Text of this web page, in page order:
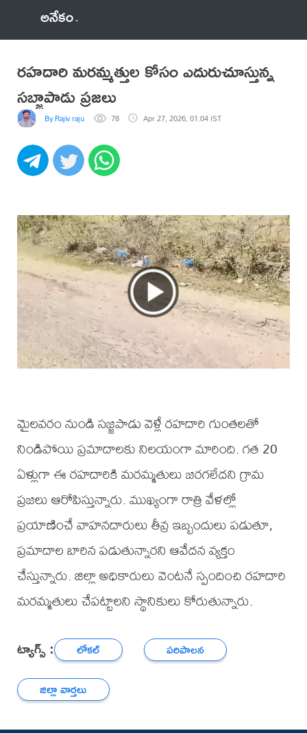
అనేకం
రహదారి మరమ్మత్తుల కోసం ఎదురుచూస్తున్న
సబ్జాపాడు ప్రజలు
By Rajiv raju 78 Apr 27, 2026, 01:04 IST
మైలవరం నుండి సజ్జపాడు వెళ్లే రహదారి గుంతలతో
నిండిపోయి ప్రమాదాలకు నిలయంగా మారింది. గత 20
ఏళ్లుగా ఈ రహదారికి మరమ్మతులు జరగలేదని గ్రామ
ప్రజలు ఆరోపిస్తున్నారు. ముఖ్యంగా రాత్రి వేళల్లో
ప్రయాణించే వాహనదారులు తీవ్ర ఇబ్బందులు పడుతూ,
ప్రమాదాల బారిన పడుతున్నారని ఆవేదన వ్యక్తం
చేస్తున్నారు. జిల్లా అధికారులు వెంటనే స్పందించి రహదారి
మరమ్మతులు చేపట్టాలని స్థానికులు కోరుతున్నారు.
ట్యాగ్స్ : లోకల్
పరిపాలన
జిల్లా వార్తలు